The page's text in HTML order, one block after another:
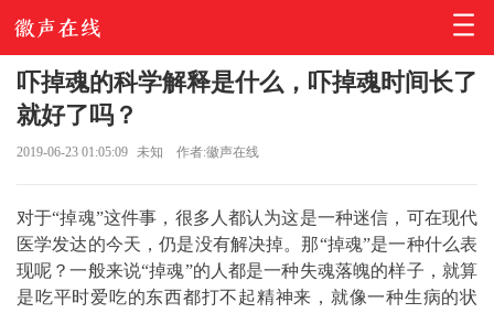
吓掉魂的科学解释是什么，吓掉魂时间长了
就好了吗？
2019-06-23 01:05:09 未知 作者:徽声在线
对于“掉魂”这件事，很多人都认为这是一种迷信，可在现代
医学发达的今天，仍是没有解决掉。那“掉魂”是一种什么表
现呢？一般来说“掉魂”的人都是一种失魂落魄的样子，就算
是吃平时爱吃的东西都打不起精神来，就像一种生病的状